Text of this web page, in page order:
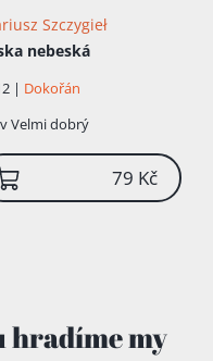
Szczygieł
nebeská
| Dokořán
Velmi dobrý
79 Kč
hradíme my